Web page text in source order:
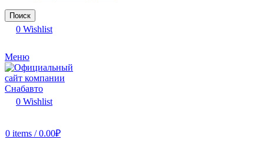
Поиск
0 Wishlist
Меню
0 Wishlist
0 items / 0.00₽